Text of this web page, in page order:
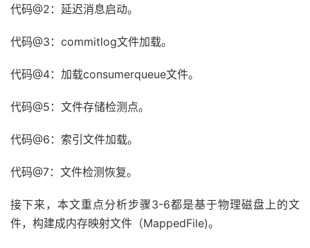
代码@2：延迟消息启动。
代码@3：commitlog文件加载。
代码@4：加载consumerqueue文件。
代码@5：文件存储检测点。
代码@6：索引文件加载。
代码@7：文件检测恢复。
接下来，本文重点分析步骤3-6都是基于物理磁盘上的文
件，构建成内存映射文件（MappedFile)。